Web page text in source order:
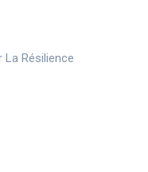
La Résilience